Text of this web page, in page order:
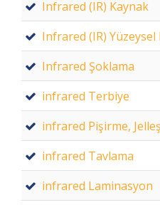
Infrared (IR) Kaynak
Infrared (IR) Yüzeysel
Infrared Şoklama
infrared Terbiye
infrared Pişirme,
infrared Tavlama
infrared Laminasyon